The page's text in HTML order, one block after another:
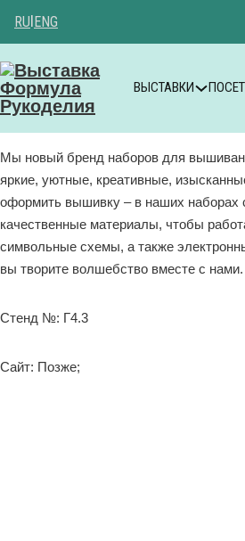
RU|ENG
ВЫСТАВКИ
Мы новый бренд наборов для
яркие, уютные, креативные,
оформить вышивку – в наших наборах
качественные материалы, чтобы
символьные схемы, а также
вы творите волшебство вместе с нами.
Стенд №: Г4.3
Сайт: Позже;